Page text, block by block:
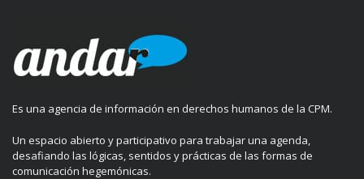
Es una agencia de información en derechos humanos de la CPM.
Un espacio abierto y participativo para trabajar una agenda,
desafiando las lógicas, sentidos y prácticas de las formas de
comunicación hegemónicas.